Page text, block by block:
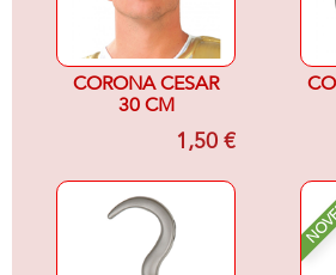
CORONA CESAR
30 CM
1,50 €